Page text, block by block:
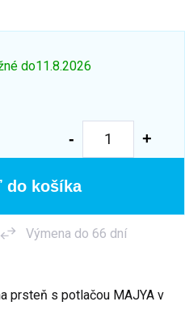
prsteň s potlačou MAJYA v
do11.8.2026
do košíka
Výmena do 66 dní